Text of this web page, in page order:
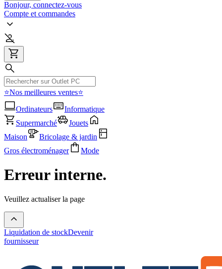
Bonjour, connectez-vous
Compte et commandes
⭐Nos meilleures ventes⭐
Ordinateurs
Informatique
Supermarché
Jouets
Maison
Bricolage & jardin
Gros électroménager
Mode
Erreur interne.
Veuillez actualiser la page
Liquidation de stockDevenir
fournisseur